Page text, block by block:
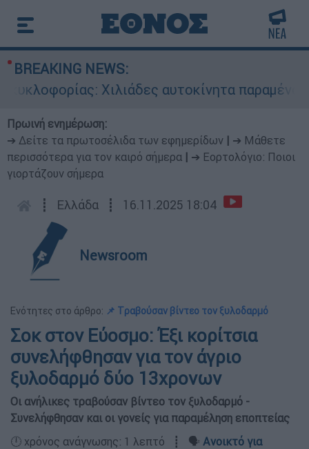
BREAKING NEWS:
Χιλιάδες αυτοκίνητα παραμένουν
Πρωινή ενημέρωση:
➔ Δείτε τα πρωτοσέλιδα των εφημερίδων
➔ Μάθετε
περισσότερα για τον καιρό σήμερα
➔ Εορτολόγιο: Ποιοι
γιορτάζουν σήμερα
┋ Ελλάδα ┋ 16.11.2025 18:04
Newsroom
Ενότητες στο άρθρο: 📌 Tραβούσαν βίντεο τον ξυλοδαρμό
Σοκ στον Εύοσμο: Έξι κορίτσια
συνελήφθησαν για τον άγριο
ξυλοδαρμό δύο 13χρονων
Οι ανήλικες τραβούσαν βίντεο τον ξυλοδαρμό -
Συνελήφθησαν και οι γονείς για παραμέληση εποπτείας
🕛 χρόνος ανάγνωσης: 1 λεπτό ┋ 🗣️ Ανοικτό για